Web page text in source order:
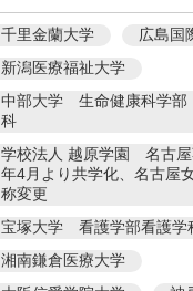
千里金蘭大学
広島国
新潟医療福祉大学
中部大学 生命健康科学
科
学校法人 越原学園 名古
年4月より共学化、名古屋
称変更
宝塚大学 看護学部看護学
湘南鎌倉医療大学